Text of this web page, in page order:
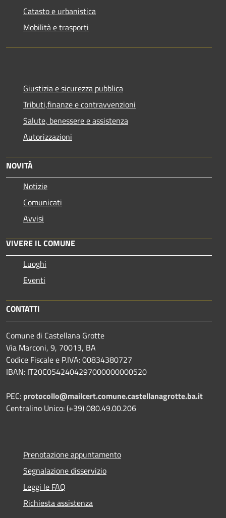
Catasto e urbanistica
Mobilità e trasporti
Giustizia e sicurezza pubblica
Tributi,finanze e contravvenzioni
Salute, benessere e assistenza
Autorizzazioni
NOVITÀ
Notizie
Comunicati
Avvisi
VIVERE IL COMUNE
Luoghi
Eventi
CONTATTI
Comune di Castellana Grotte
Via Marconi, 9, 70013, BA
Codice Fiscale e P.IVA: 00834380727
IBAN: IT20C0542404297000000000520
PEC: protocollo@mailcert.comune.castellanagrotte.ba.it
Centralino Unico: (+39) 080.49.00.206
Prenotazione appuntamento
Segnalazione disservizio
Leggi le FAQ
Richiesta assistenza